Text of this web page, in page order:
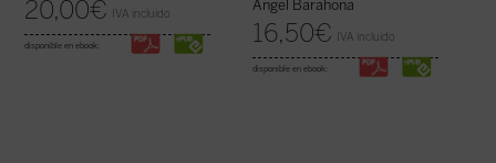
20,00€ IVA incluido
disponible en ebook:
Ángel Barahona
16,50€ IVA incluido
disponible en ebook: